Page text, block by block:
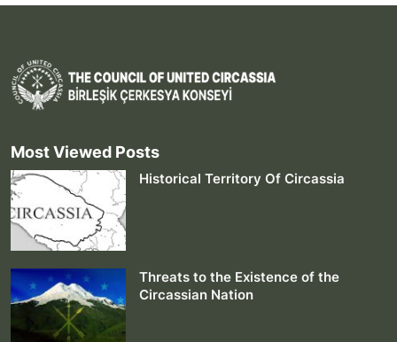
Most Viewed Posts
Historical Territory Of Circassia
Threats to the Existence of the
Circassian Nation